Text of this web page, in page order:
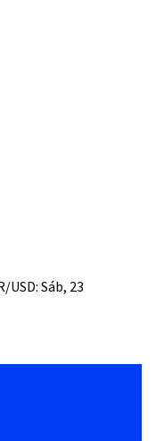
USD: Sáb, 23